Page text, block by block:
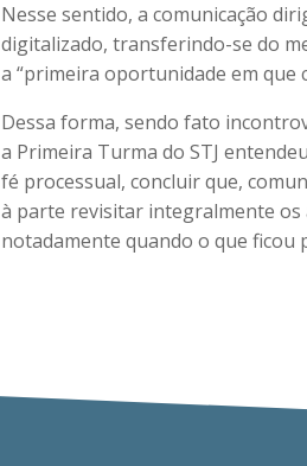
Nesse sentido, a comunicação
digitalizado, transferindo-se do
a “primeira oportunidade em que
Dessa forma, sendo fato
a Primeira Turma do STJ
fé processual, concluir que,
à parte revisitar integralmente os
notadamente quando o que ficou